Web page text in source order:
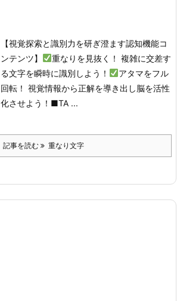
【視覚探索と識別力を研ぎ澄ます認知機能コ
ンテンツ】
重なりを見抜く！ 複雑に交差す
る文字を瞬時に識別しよう！
アタマをフル
回転！ 視覚情報から正解を導き出し脳を活性
化させよう！ ■TA ...
記事を読む 重なり文字